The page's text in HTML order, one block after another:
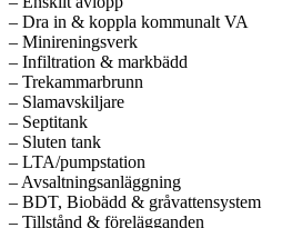
– Dra in & koppla kommunalt VA
– Minireningsverk
– Infiltration & markbädd
– Trekammarbrunn
– Slamavskiljare
– Septitank
– Sluten tank
– LTA/pumpstation
– Avsaltningsanläggning
– BDT, Biobädd & gråvattensystem
– Tillstånd & förelägganden